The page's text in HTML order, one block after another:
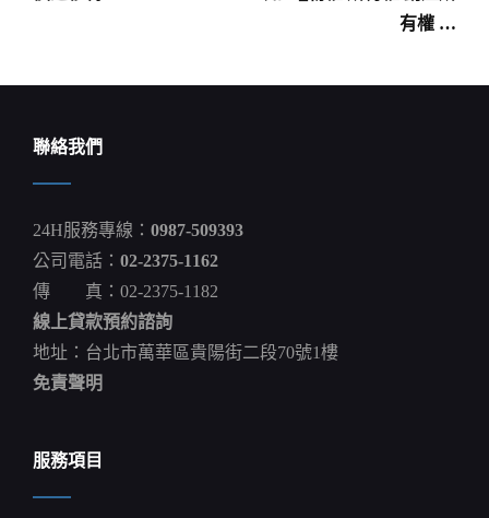
有權 …
聯絡我們
24H服務專線： 0987-509393
公司電話： 02-2375-1162
傳 真：02-2375-1182
線上貸款預約諮詢
地址：台北市萬華區貴陽街二段70號1樓
免責聲明
服務項目